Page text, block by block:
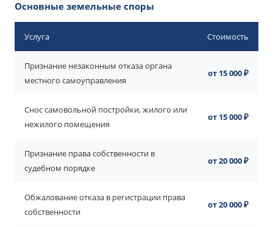
Основные земельные споры
Услуга Стоимость
Признание незаконным отказа органа
местного самоуправления
от 15 000 ₽
Снос самовольной постройки, жилого или
нежилого помещения
от 15 000 ₽
Признание права собственности в
судебном порядке
от 20 000 ₽
Обжалование отказа в регистрации права
собственности
от 20 000 ₽